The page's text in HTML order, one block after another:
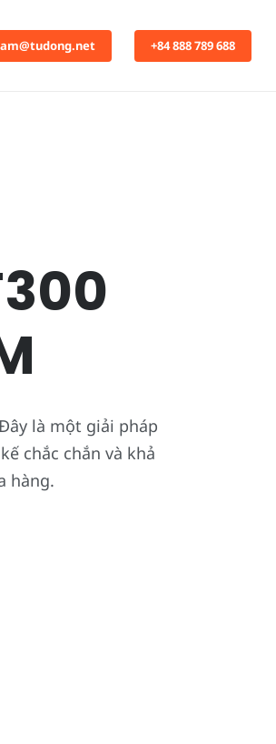
+84 888 789 688
Đây là một giải pháp
chắc chắn và khả
hàng.